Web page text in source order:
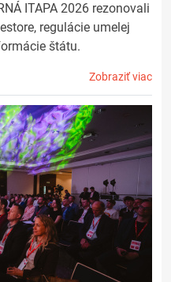
ITAPA 2026 rezonovali
regulácie umelej
štátu.
Zobraziť viac